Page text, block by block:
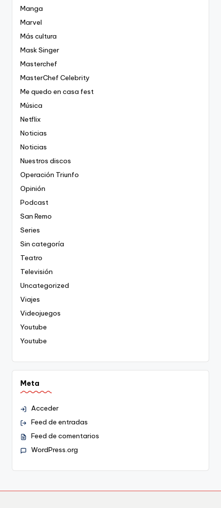
Manga
Marvel
Más cultura
Mask Singer
Masterchef
MasterChef Celebrity
Me quedo en casa fest
Música
Netflix
Noticias
Noticias
Nuestros discos
Operación Triunfo
Opinión
Podcast
San Remo
Series
Sin categoría
Teatro
Televisión
Uncategorized
Viajes
Videojuegos
Youtube
Youtube
Meta
Acceder
Feed de entradas
Feed de comentarios
WordPress.org